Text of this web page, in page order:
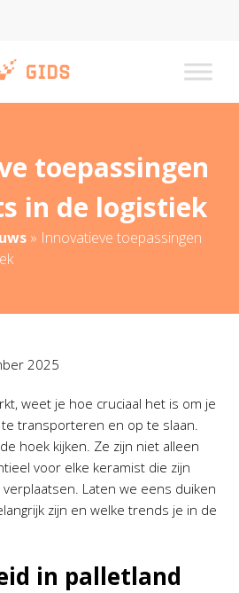
toepassingen
in de logistiek
» Innovatieve toepassingen
2025
weet je hoe cruciaal het is om je
transporteren en op te slaan.
hoek kijken. Ze zijn niet alleen
voor elke keramist die zijn
Laten we eens duiken
zijn en welke trends je in de
in palletland